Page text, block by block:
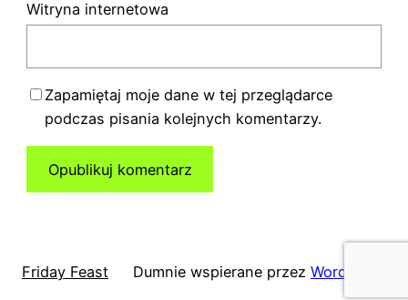
Witryna internetowa
Zapamiętaj moje dane w tej przeglądarce
podczas pisania kolejnych komentarzy.
Friday Feast Dumnie wspierane przez WordPress